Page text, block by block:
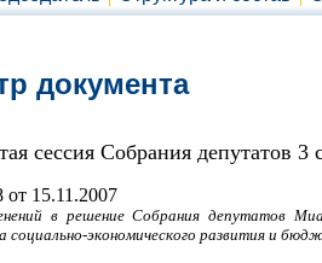
документа
сессия Собрания депутатов 3
15.11.2007
в решение Собрания депутатов
социально-экономического развития и